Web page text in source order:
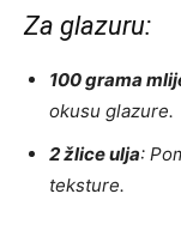
Za glazuru:
100 grama
okusu glazure.
2 žlice ulja:
teksture.